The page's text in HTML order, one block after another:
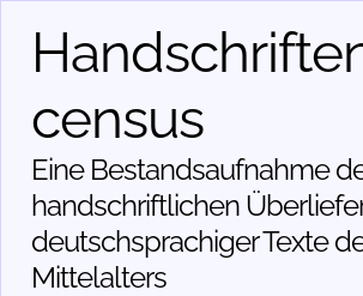
census
Eine Bestandsaufnahme
handschriftlichen
deutschsprachiger Texte
Mittelalters